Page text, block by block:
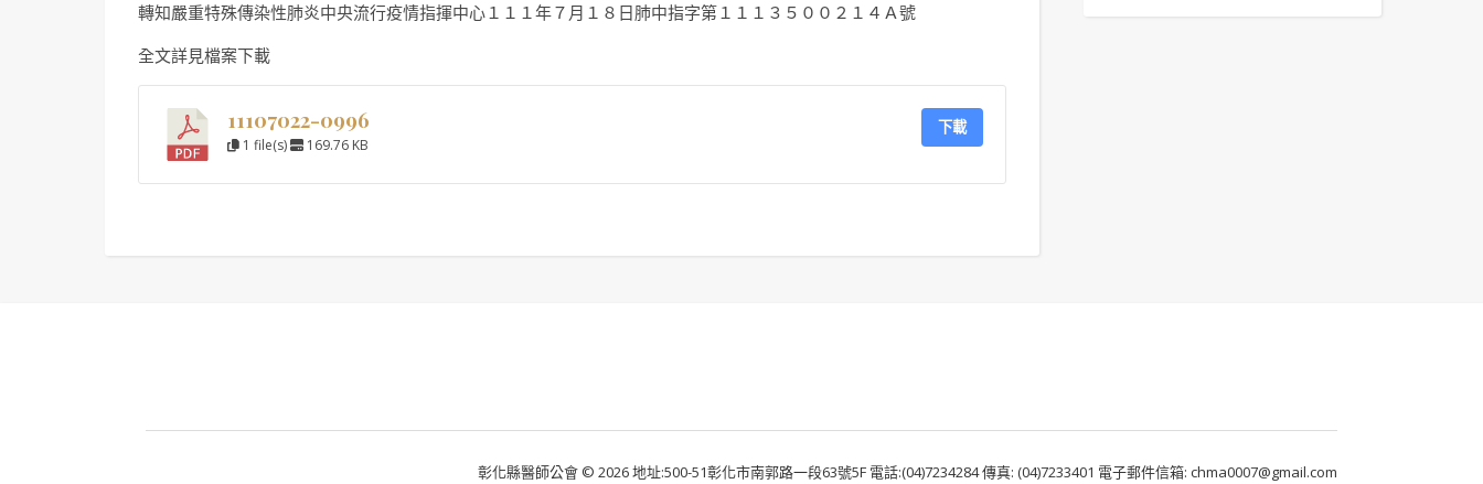
轉知嚴重特殊傳染性肺炎中央流行疫情指揮中心１１１年７月１８日肺中指字第１１１３５００２１４Ａ號
全文詳見檔案下載
11107022-0996
1 file(s) 169.76 KB
下載
彰化縣醫師公會 © 2026 地址:500-51彰化市南郭路一段63號5F 電話:(04)7234284 傳真: (04)7233401 電子郵件信箱: chma0007@gmail.com